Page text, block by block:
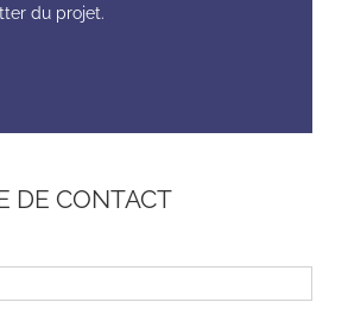
du projet.
DE CONTACT